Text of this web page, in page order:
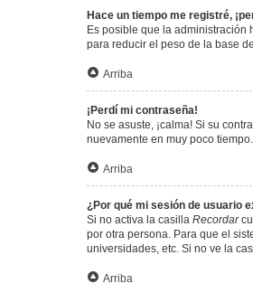
Hace un tiempo me registré,
Es posible que la administración
para reducir el peso de la base
Arriba
¡Perdí mi contraseña!
No se asuste, ¡calma! Si su
nuevamente en muy poco tiempo.
Arriba
¿Por qué mi sesión de usuario
Si no activa la casilla Recordar
por otra persona. Para que el
universidades, etc. Si no ve la
Arriba